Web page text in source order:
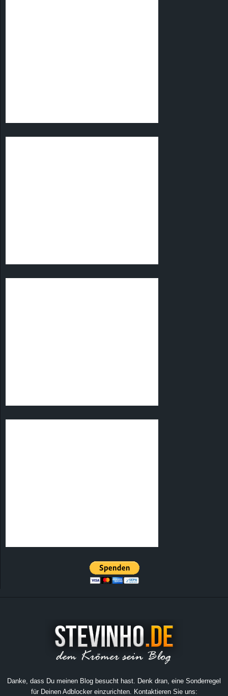
Danke, dass Du meinen Blog besucht hast. Denk dran, eine Sonderregel
für Deinen Adblocker einzurichten. Kontaktieren Sie uns: